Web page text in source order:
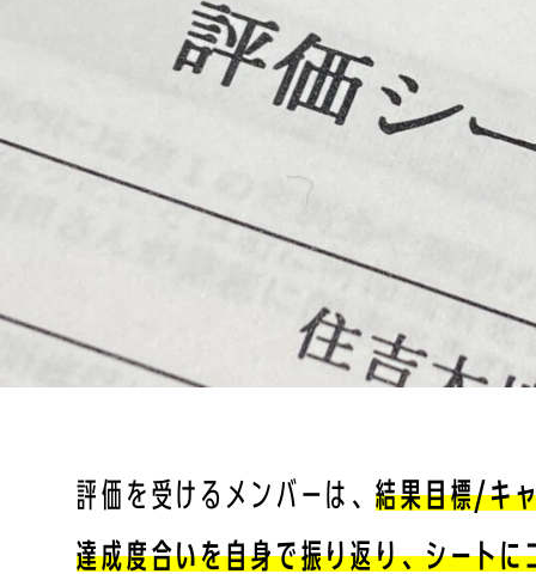
評価を受けるメンバーは、結果目標/キ
達成度合いを自身で振り返り、シートに